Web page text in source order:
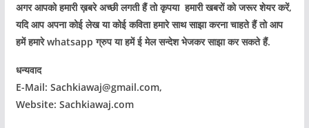
अगर आपको हमारी ख़बरे अच्छी लगती हैं तो कृपया हमारी खबरों को जरूर शेयर करें,
यदि आप अपना कोई लेख या कोई कविता हमारे साथ साझा करना चाहते हैं तो आप
हमें हमारे whatsapp ग्रुप या हमें ई मेल सन्देश भेजकर साझा कर सकते हैं.
धन्यवाद
E-Mail: Sachkiawaj@gmail.com,
Website: Sachkiawaj.com